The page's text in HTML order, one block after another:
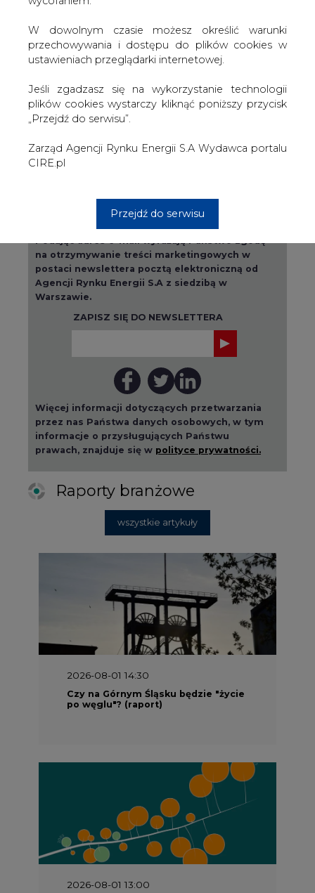
Podając adres e-mail wyrażają Państwo zgodę
na otrzymywanie treści marketingowych w
postaci newslettera pocztą elektroniczną od
Warszawie.
ZAPISZ SIĘ DO NEWSLETTERA
przez nas Państwa danych osobowych, w tym
Raporty branżowe
po węglu"? (raport)
2026-08-01 13:00
Wyszedł ciekawy raport o stanie
klimatu w Europie
2026-07-09 10:30